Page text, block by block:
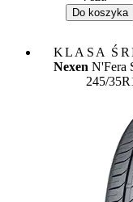
Do koszyka
KLASA
Nexen N'Fera
245/